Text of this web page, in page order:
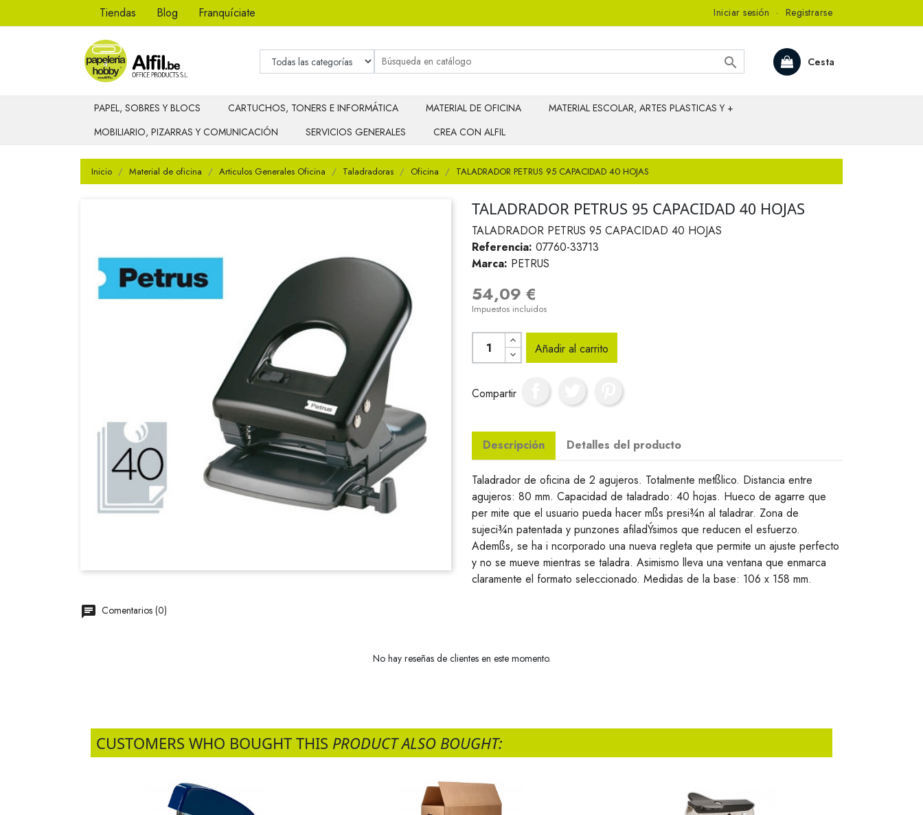
Tiendas Blog Franquíciate Iniciar sesión · Registrarse
Cesta

PAPEL, SOBRES Y BLOCS CARTUCHOS, TONERS E INFORMÁTICA MATERIAL DE OFICINA
MATERIAL ESCOLAR, ARTES PLASTICAS Y +
MOBILIARIO, PIZARRAS Y COMUNICACIÓN
SERVICIOS GENERALES CREA CON ALFIL
Inicio Material de oficina Articulos Generales Oficina Taladradoras Oficina TALADRADOR PETRUS 95 CAPACIDAD 40 HOJAS
TALADRADOR PETRUS 95 CAPACIDAD 40 HOJAS
TALADRADOR PETRUS 95 CAPACIDAD 40 HOJAS
Referencia: 07760-33713
Marca: PETRUS
54,09 €
Impuestos incluidos
Añadir al carrito
Compartir
Descripción Detalles del producto
Taladrador de oficina de 2 agujeros. Totalmente metßlico. Distancia entre
agujeros: 80 mm. Capacidad de taladrado: 40 hojas. Hueco de agarre que
per mite que el usuario pueda hacer mßs presi¾n al taladrar. Zona de
sujeci¾n patentada y punzones afiladÝsimos que reducen el esfuerzo.
Ademßs, se ha i ncorporado una nueva regleta que permite un ajuste perfecto
y no se mueve mientras se taladra. Asimismo lleva una ventana que enmarca
claramente el formato seleccionado. Medidas de la base: 106 x 158 mm.
Comentarios (0)
No hay reseñas de clientes en este momento.
CUSTOMERS WHO BOUGHT THIS PRODUCT ALSO BOUGHT: